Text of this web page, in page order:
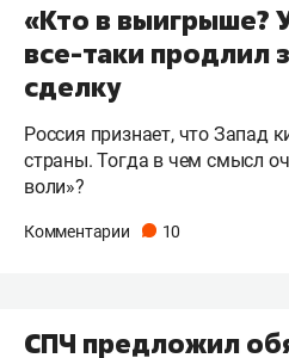
«Кто в выигрыше?
все-таки продлил
сделку
Россия признает, что Запад
страны. Тогда в чем смысл
воли»?
Комментарии 10
СПЧ предложил